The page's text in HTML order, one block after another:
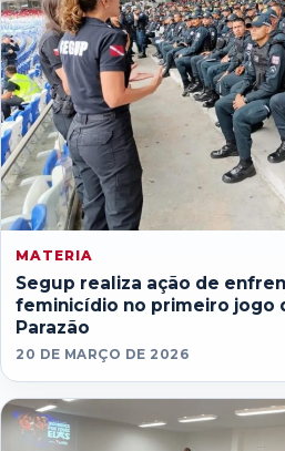
MATERIA
Segup realiza ação de
feminicídio no primeiro jogo
Parazão
20 DE MARÇO DE 2026